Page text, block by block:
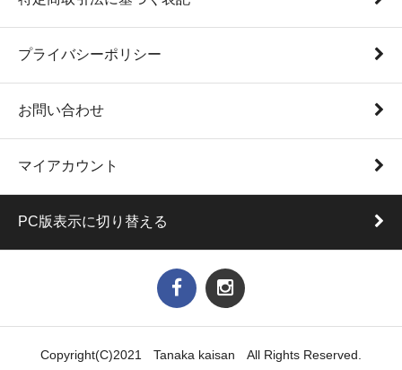
プライバシーポリシー
お問い合わせ
マイアカウント
PC版表示に切り替える
Copyright(C)2021 Tanaka kaisan All Rights Reserved.